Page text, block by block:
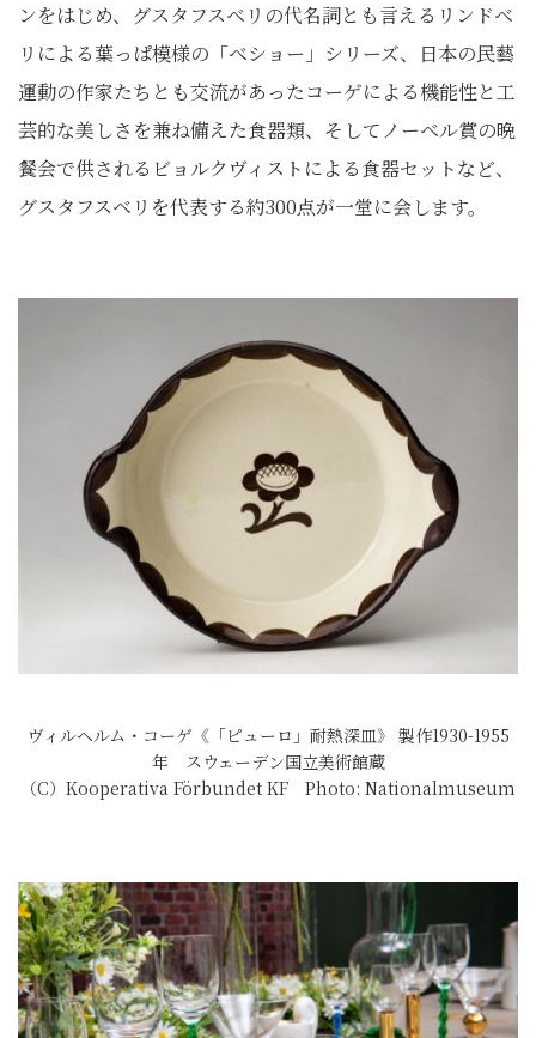
ンをはじめ、グスタフスベリの代名詞とも言えるリンドベ
リによる葉っぱ模様の「べショー」シリーズ、日本の民藝
運動の作家たちとも交流があったコーゲによる機能性と工
芸的な美しさを兼ね備えた食器類、そしてノーベル賞の晩
餐会で供されるビョルクヴィストによる食器セットなど、
グスタフスベリを代表する約300点が一堂に会します。
ヴィルヘルム・コーゲ《「ピューロ」耐熱深皿》 製作1930-1955
年 スウェーデン国立美術館蔵
（C）Kooperativa Förbundet KF Photo: Nationalmuseum